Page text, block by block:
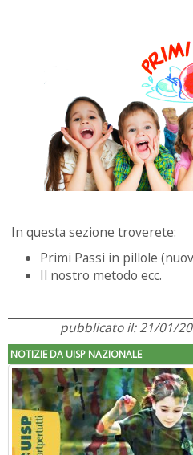
In questa sezione troverete:
Primi Passi in pillole
Il nostro metodo ecc.
pubblicato il: 21/01/
NOTIZIE DA UISP NAZIONALE